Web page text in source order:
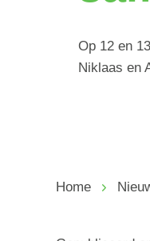
Op 12 en
Niklaas en
Home